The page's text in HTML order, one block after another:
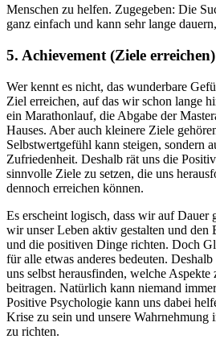
Menschen zu helfen. Zugegeben: Die
ganz einfach und kann sehr lange
5. Achievement (Ziele erreichen)
Wer kennt es nicht, das wunderbare
Ziel erreichen, auf das wir schon lange
ein Marathonlauf, die Abgabe der
Hauses. Aber auch kleinere Ziele
Selbstwertgefühl kann steigen, sondern
Zufriedenheit. Deshalb rät uns die
sinnvolle Ziele zu setzen, die uns
dennoch erreichen können.
Es erscheint logisch, dass wir auf Dauer
wir unser Leben aktiv gestalten und den
und die positiven Dinge richten. Doch
für alle etwas anderes bedeuten.
uns selbst herausfinden, welche
beitragen. Natürlich kann niemand
Positive Psychologie kann uns dabei
Krise zu sein und unsere Wahrnehmung
zu richten.